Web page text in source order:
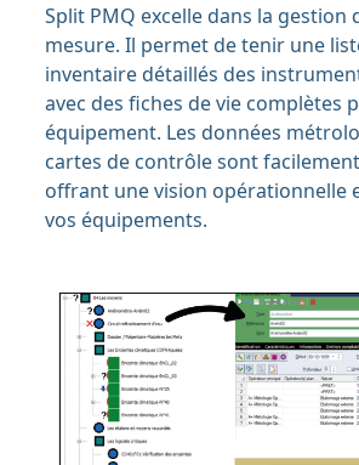
Split PMQ excelle dans la gestion
mesure. Il permet de tenir une
inventaire détaillés des
avec des fiches de vie complètes
équipement. Les données
cartes de contrôle sont
offrant une vision opérationnelle
vos équipements.